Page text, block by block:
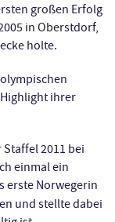
großen Erfolg
in Oberstdorf,
holte.
ihrer
2011 bei
einmal ein
erste Norwegerin
und stellte dabei